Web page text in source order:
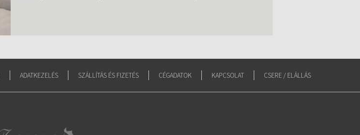
ADATKEZELÉS SZÁLLÍTÁS ÉS FIZETÉS CÉGADATOK KAPCSOLAT CSERE / ELÁLLÁS